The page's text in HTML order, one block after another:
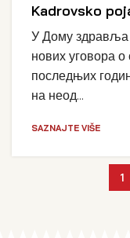
Kadrovsko
У Дому здравља
нових уговора
последњих
на неод...
SAZNAJTE VIŠE
1